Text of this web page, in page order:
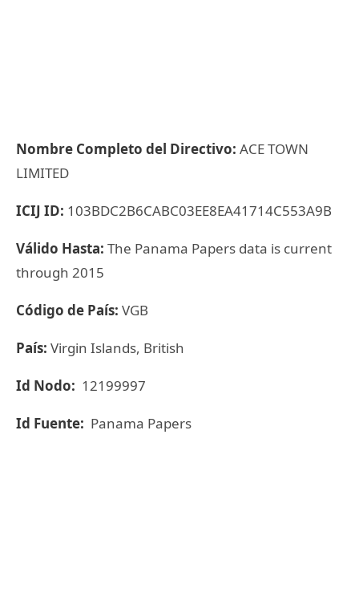
Nombre Completo del Directivo: ACE TOWN
LIMITED
ICIJ ID: 103BDC2B6CABC03EE8EA41714C553A9B
Válido Hasta: The Panama Papers data is current
through 2015
Código de País: VGB
País: Virgin Islands, British
Id Nodo: 12199997
Id Fuente: Panama Papers